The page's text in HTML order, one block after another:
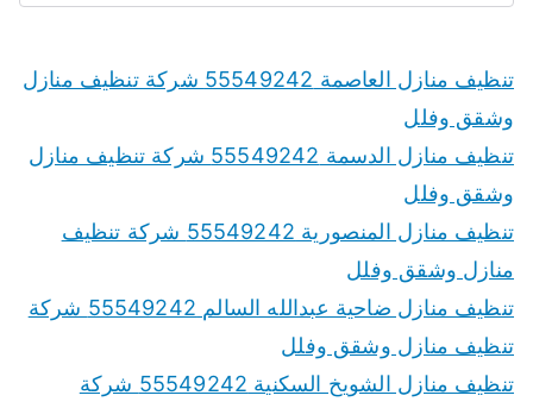
تنظيف منازل العاصمة 55549242 شركة تنظيف منازل
وشقق وفلل
تنظيف منازل الدسمة 55549242 شركة تنظيف منازل
وشقق وفلل
تنظيف منازل المنصورية 55549242 شركة تنظيف
منازل وشقق وفلل
تنظيف منازل ضاحية عبدالله السالم 55549242 شركة
تنظيف منازل وشقق وفلل
تنظيف منازل الشويخ السكنية 55549242 شركة